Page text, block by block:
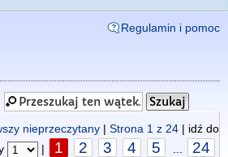
Regulamin i pomoc
nieprzeczytany | Strona 1 z 24 | idź do
| 1 2 3 4 5 24